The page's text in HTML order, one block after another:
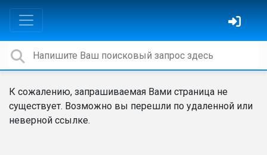
К сожалению, запрашиваемая Вами страница не
существует. Возможно вы перешли по удаленной или
неверной ссылке.